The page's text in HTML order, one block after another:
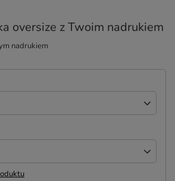
oversize z Twoim nadrukiem
nadrukiem